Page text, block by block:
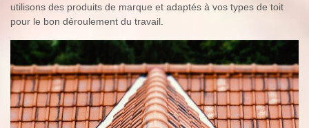
utilisons des produits de marque et adaptés à vos types de toit
pour le bon déroulement du travail.